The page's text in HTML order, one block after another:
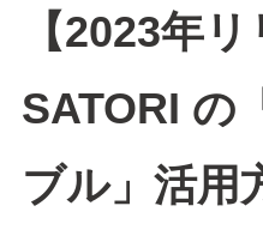
【2023年リ
SATORI の
ブル」活用